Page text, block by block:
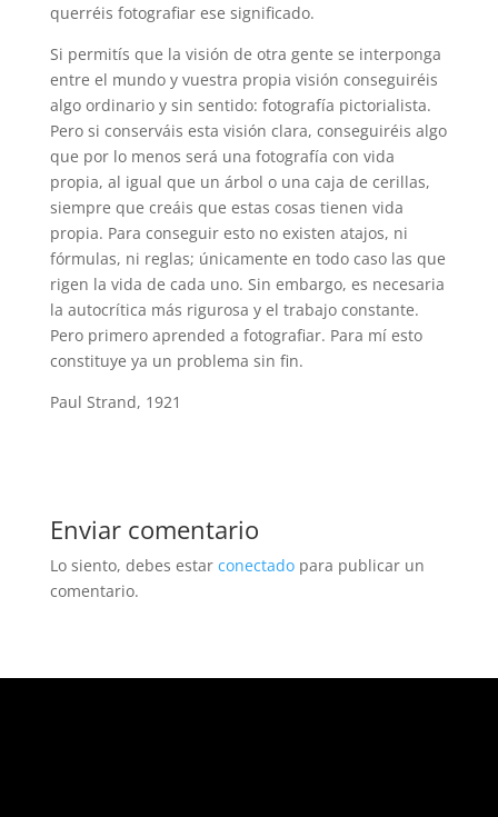
querréis fotografiar ese significado.
Si permitís que la visión de otra gente se interponga
entre el mundo y vuestra propia visión conseguiréis
algo ordinario y sin sentido: fotografía pictorialista.
Pero si conserváis esta visión clara, conseguiréis algo
que por lo menos será una fotografía con vida
propia, al igual que un árbol o una caja de cerillas,
siempre que creáis que estas cosas tienen vida
propia. Para conseguir esto no existen atajos, ni
fórmulas, ni reglas; únicamente en todo caso las que
rigen la vida de cada uno. Sin embargo, es necesaria
la autocrítica más rigurosa y el trabajo constante.
Pero primero aprended a fotografiar. Para mí esto
constituye ya un problema sin fin.
Paul Strand, 1921
Enviar comentario
Lo siento, debes estar conectadopara publicar un
comentario.